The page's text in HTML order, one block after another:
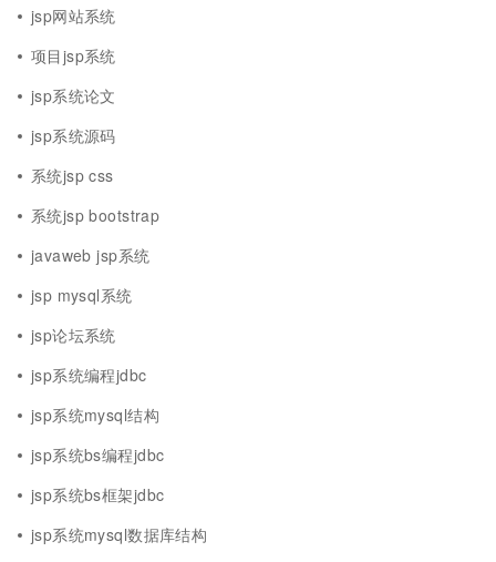
jsp网站系统
项目jsp系统
jsp系统论文
jsp系统源码
系统jsp css
系统jsp bootstrap
javaweb jsp系统
jsp mysql系统
jsp论坛系统
jsp系统编程jdbc
jsp系统mysql结构
jsp系统bs编程jdbc
jsp系统bs框架jdbc
jsp系统mysql数据库结构